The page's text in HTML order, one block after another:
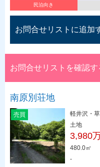
民泊向き
お問合せリストに追加
お問合せリストを確認す
南原別荘地
売買
軽井沢・
土地
3,980
480.0㎡
-